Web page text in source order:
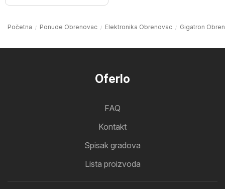
Početna Ponude Obrenovac Elektronika Obrenovac Gigatron
Oferlo
FAQ
Kontakt
Spisak gradova
Lista proizvoda